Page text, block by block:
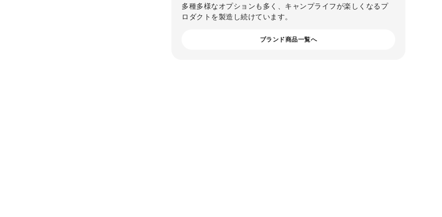
多種多様なオプションも多く、キャンプライフが楽しくなるプ
ロダクトを製造し続けています。
ブランド商品一覧へ